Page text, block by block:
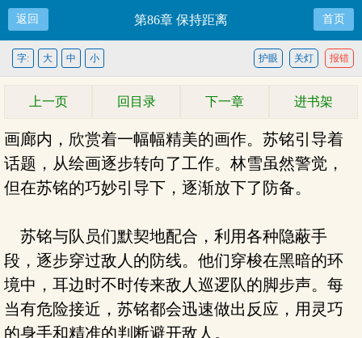
返回 第86章 保持距离 首页
报错
关灯
护眼
字: 大 中 小
上一页 回目录 下一章 进书架
画廊内，欣赏着一幅幅精美的画作。苏铭引导着
话题，从绘画逐步转向了工作。林雪虽然警觉，
但在苏铭的巧妙引导下，逐渐放下了防备。
苏铭与队员们默契地配合，利用各种隐蔽手
段，逐步穿过敌人的防线。他们穿梭在黑暗的环
境中，耳边时不时传来敌人巡逻队的脚步声。每
当有危险接近，苏铭都会迅速做出反应，用灵巧
的身手和精准的判断避开敌人。